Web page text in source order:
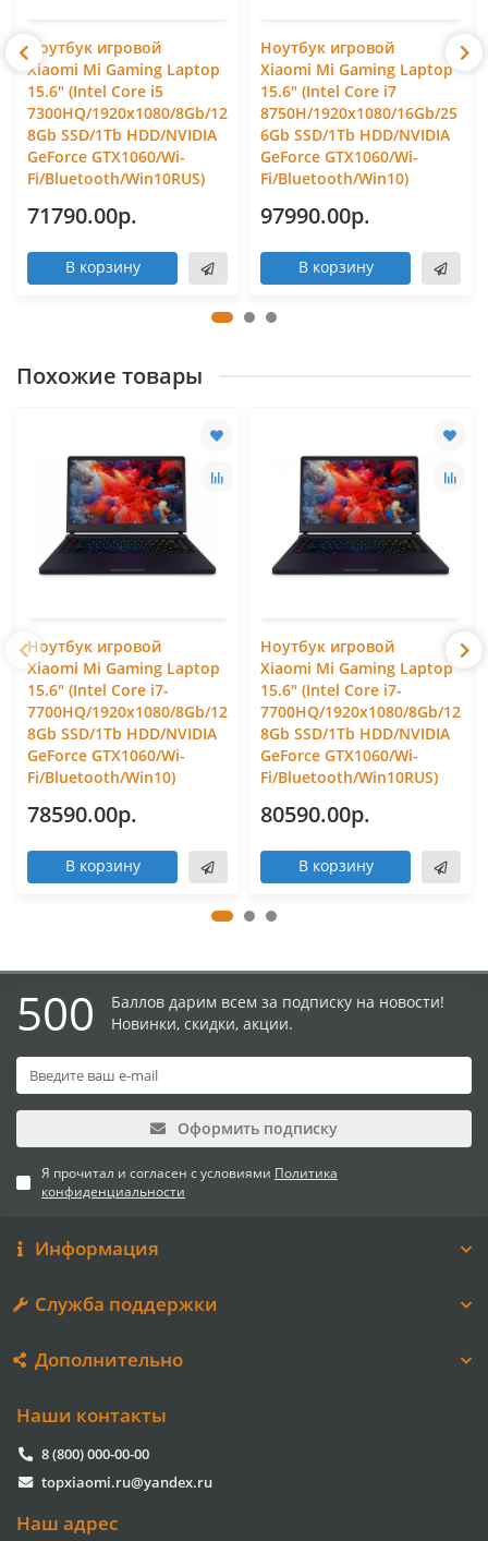
Ноутбук игровой
Xiaomi Mi Gaming Laptop
15.6" (Intel Core i5
7300HQ/1920x1080/8Gb/12
8Gb SSD/1Tb HDD/NVIDIA
GeForce GTX1060/Wi-
Fi/Bluetooth/Win10RUS)
71790.00р.
В корзину
Ноутбук игровой
Xiaomi Mi Gaming Laptop
15.6" (Intel Core i7
8750H/1920x1080/16Gb/25
6Gb SSD/1Tb HDD/NVIDIA
GeForce GTX1060/Wi-
Fi/Bluetooth/Win10)
97990.00р.
В корзину
Похожие товары
Ноутбук игровой
Xiaomi Mi Gaming Laptop
15.6" (Intel Core i7-
7700HQ/1920x1080/8Gb/12
8Gb SSD/1Tb HDD/NVIDIA
GeForce GTX1060/Wi-
Fi/Bluetooth/Win10)
78590.00р.
В корзину
Ноутбук игровой
Xiaomi Mi Gaming Laptop
15.6" (Intel Core i7-
7700HQ/1920x1080/8Gb/12
8Gb SSD/1Tb HDD/NVIDIA
GeForce GTX1060/Wi-
Fi/Bluetooth/Win10RUS)
80590.00р.
В корзину
500
Баллов дарим всем за подписку на новости!
Новинки, скидки, акции.
Оформить подписку
Я прочитал и согласен с условиями Политика
конфиденциальности
Информация
Служба поддержки
Дополнительно
Наши контакты
8 (800) 000-00-00
topxiaomi.ru@yandex.ru
Наш адрес